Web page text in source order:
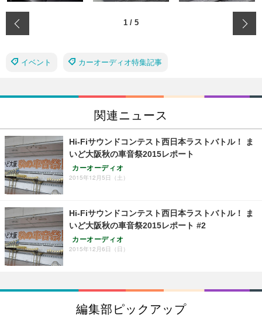
1 / 5
イベント カーオーディオ特集記事
関連ニュース
Hi-Fiサウンドコンテスト西日本ラストバトル！ ま
いど大阪秋の車音祭2015レポート
カーオーディオ
2015年12月5日（土）
Hi-Fiサウンドコンテスト西日本ラストバトル！ ま
いど大阪秋の車音祭2015レポート #2
カーオーディオ
2015年12月6日（日）
編集部ピックアップ